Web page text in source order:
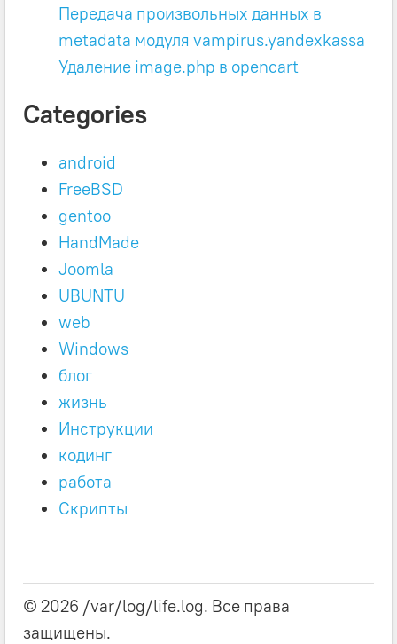
Передача произвольных данных в
metadata модуля vampirus.yandexkassa
Удаление image.php в opencart
Categories
android
FreeBSD
gentoo
HandMade
Joomla
UBUNTU
web
Windows
блог
жизнь
Инструкции
кодинг
работа
Скрипты
© 2026 /var/log/life.log. Все права
защищены.